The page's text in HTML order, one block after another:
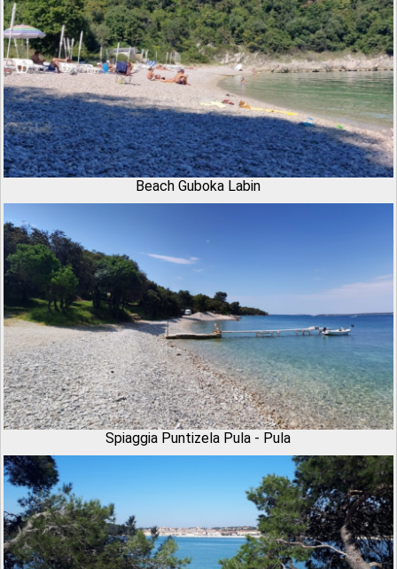
Beach Guboka Labin
Spiaggia Puntizela Pula - Pula